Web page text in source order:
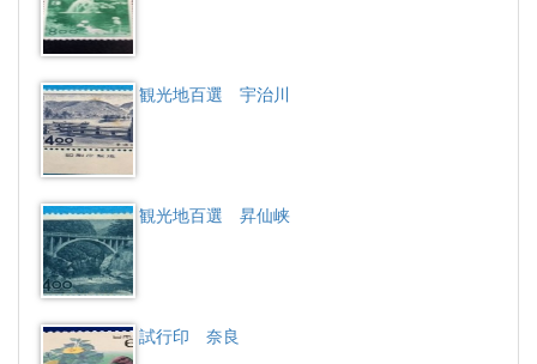
観光地百選 宇治川
観光地百選 昇仙峡
試行印 奈良